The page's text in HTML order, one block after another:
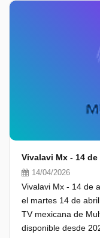
Vivalavi Mx - 14
14/04/2026
Vivalavi Mx - 14 de
el martes 14 de
TV mexicana de
disponible desde